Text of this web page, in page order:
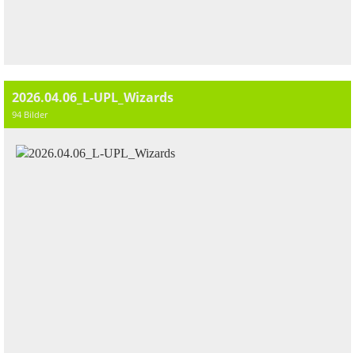
2026.04.06_L-UPL_Wizards
94 Bilder